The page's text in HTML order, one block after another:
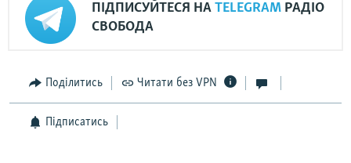
ПІДПИСУЙТЕСЯ НА TELEGRAM РАДІО
СВОБОДА
Поділитись Читати без VPN
Підписатись